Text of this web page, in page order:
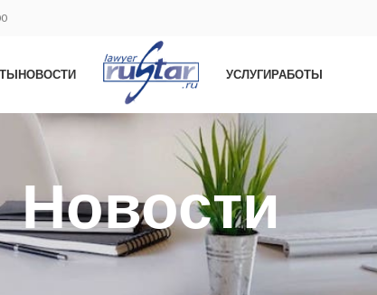
НОВОСТИ УСЛУГИРАБОТЫ
Новости